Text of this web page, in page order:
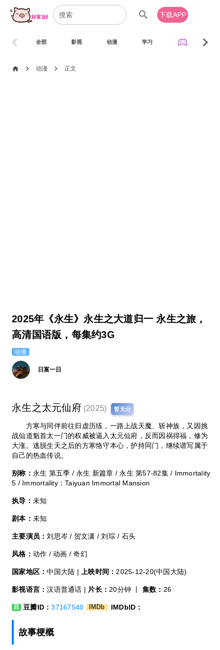
search 下载APP
全部 影视 动漫 学习 sports_esports
chevron_left chevron_right
home chevron_right 动漫 chevron_right 正文
2025年《永生》永生之大道归一 永生之旅，
高清国语版，每集约3G
动漫
日富一日
永生之太元仙府 (2025) 暂无分
方寒与同伴前往归虚历练，一路上战天魔、斩神族，又因挑
战仙道魁首太一门的权威被逼入太元仙府，反而因祸得福，修为
大涨。逃脱生天之后的方寒恪守本心，护持同门，继续谱写属于
自己的热血传说。
别称： 永生 第五季 / 永生 新篇章 / 永生 第57-82集 / Immortality
5 / Immortality：Taiyuan Immortal Mansion
执导： 未知
剧本： 未知
主要演员：刘思岑 / 贺文潇 / 刘琮 / 石头
风格： 动作 / 动画 / 奇幻
国家地区：中国大陆 | 上映时间： 2025-12-20(中国大陆)
影视语言：汉语普通话 | 片长： 20分钟 丨 集数： 26
豆 豆瓣ID：37167540 IMDb IMDbID：
故事梗概